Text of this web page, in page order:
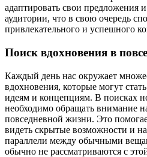
адаптировать свои предложения
аудитории, что в свою очередь
привлекательного и успешного
Поиск вдохновения в
Каждый день нас окружает
вдохновения, которые могут
идеям и концепциям. В поисках
необходимо обращать внимание
повседневной жизни. Это
видеть скрытые возможности и
параллели между обычными
обычно не рассматриваются с